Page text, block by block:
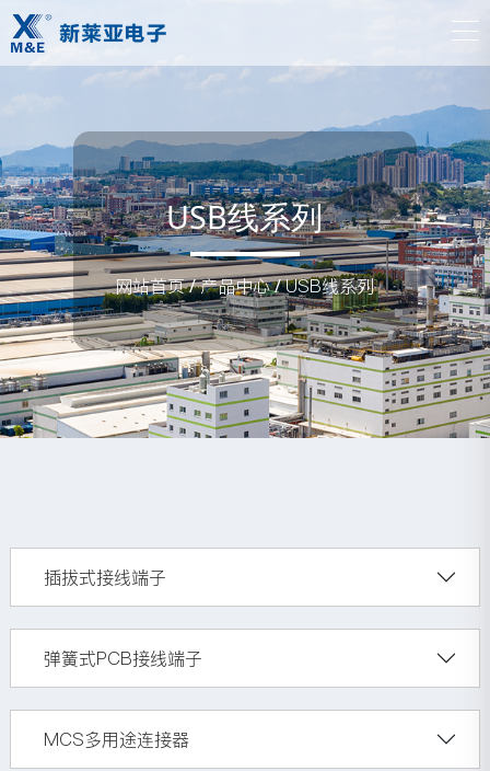
USB线系列
网站首页/产品中心/USB线系列
插拔式接线端子
弹簧式PCB接线端子
MCS多用途连接器